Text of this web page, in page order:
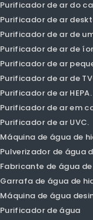
Olansi
Purificador de ar
Purificador de ar
Pm2.5 purificador
Purificador de ar
Purificador de ar
Purificador de ar
Purificador de ar
Purificador de ar